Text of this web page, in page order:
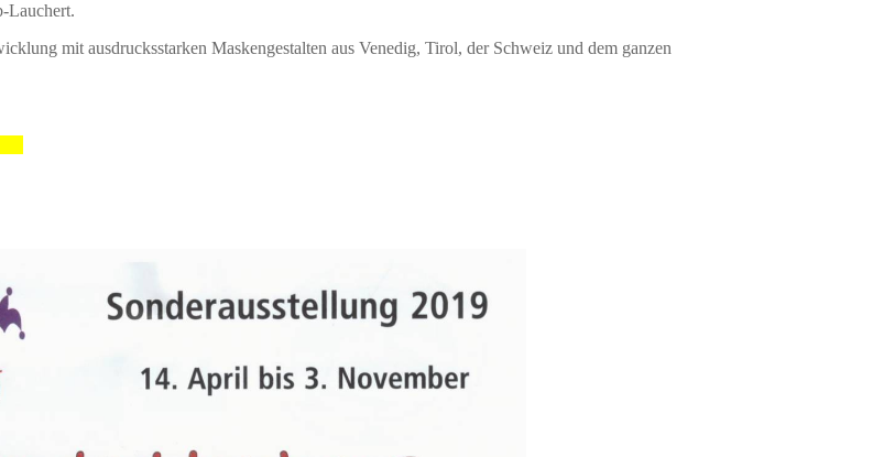
Lauchert.
mit ausdrucksstarken Maskengestalten aus Venedig, Tirol, der Schweiz und dem ganzen